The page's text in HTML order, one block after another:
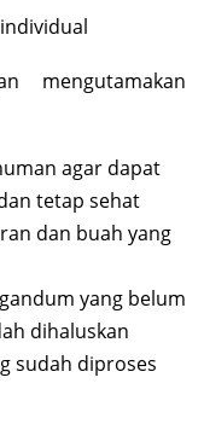
mengutamakan
agar dapat
tetap sehat
dan buah yang
yang belum
dihaluskan
sudah diproses